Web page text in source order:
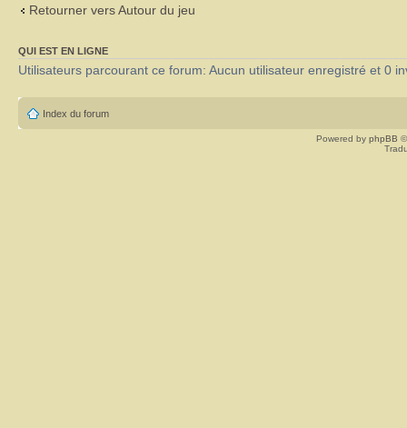
Retourner vers Autour du jeu
QUI EST EN LIGNE
Utilisateurs parcourant ce forum: Aucun utilisateur enregistré et 0
Index du forum
Powered by phpBB